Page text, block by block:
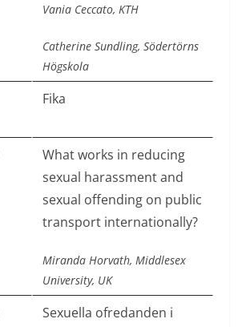
Vania Ceccato, KTH
Catherine Sundling, Södertörns
Högskola
Fika
What works in reducing
sexual harassment and
sexual offending on public
transport internationally?
Miranda Horvath, Middlesex
University, UK
Sexuella ofredanden i